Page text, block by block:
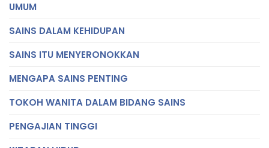
UMUM
SAINS DALAM KEHIDUPAN
SAINS ITU MENYERONOKKAN
MENGAPA SAINS PENTING
TOKOH WANITA DALAM BIDANG SAINS
PENGAJIAN TINGGI